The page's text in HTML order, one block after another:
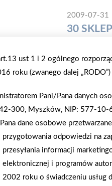
2009-07-31
30
Firma
30 market
placówki w
ust 1 i 2 ogólnego
roku (zwanego dalej
Pani/Pana danych
300, Myszków, NIP: 577-10-
dane osobowe
przygotowania odpowiedzi na
przesyłania informacji
elektronicznej i programów
2002 roku o świadczeniu usług